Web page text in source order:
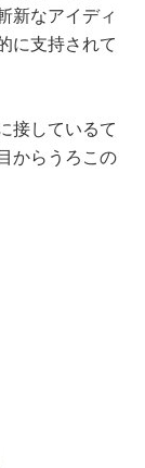
新なアイディ
に支持されて
接しているて
からうろこの